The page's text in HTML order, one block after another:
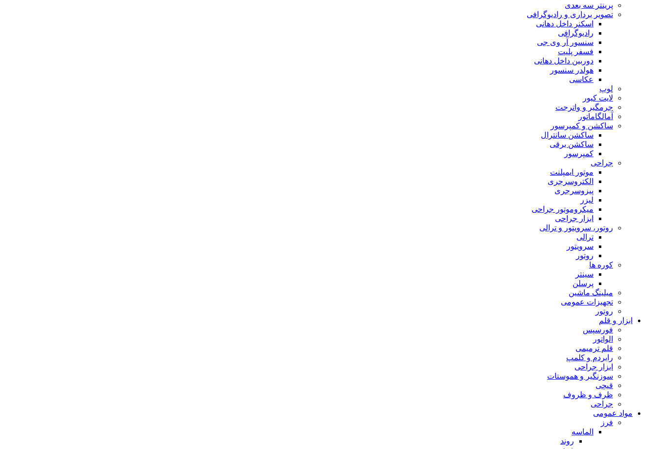
پرینتر سه بعدی
تصویر برداری و رادیوگرافی
اسکنر داخل دهانی
رادیوگرافی
سنسور آر وی جی
فسفر پلیت
دوربین داخل دهانی
هولدر سنسور
عکاسی
لوپ
لایت کیور
جرمگیر و واترجت
آمالگاماتور
ساکشن و کمپرسور
ساکشن سانترال
ساکشن برقی
کمپرسور
جراحی
موتور ایمپلنت
الکتروسرجری
پیزوسرجری
لیزر
میکروموتور جراحی
ابزار جراحی
روتور، سرویتور و ترالی
ترالی
سرویتور
روتور
کوره ها
سینتر
پرسلن
میلینگ ماشین
تجهیزات عمومی
روتور
ابزار و قلم
فورسپس
الواتور
قلم ترمیمی
رابردم و کلمپ
ابزار جراحی
سوزنگیر و هموستات
قیچی
ظرف و ظروف
جراحی
مواد عمومی
فرز
الماسه
روند